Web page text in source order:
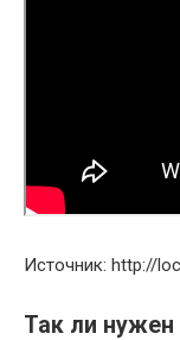
Источник: http://
Так ли нужен